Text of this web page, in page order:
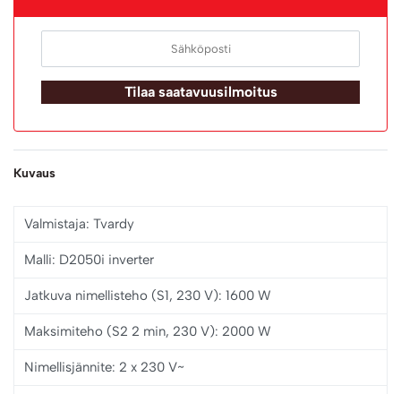
Tilaa saatavuusilmoitus
Kuvaus
Valmistaja: Tvardy
Malli: D2050i inverter
Jatkuva nimellisteho (S1, 230 V): 1600 W
Maksimiteho (S2 2 min, 230 V): 2000 W
Nimellisjännite: 2 x 230 V~